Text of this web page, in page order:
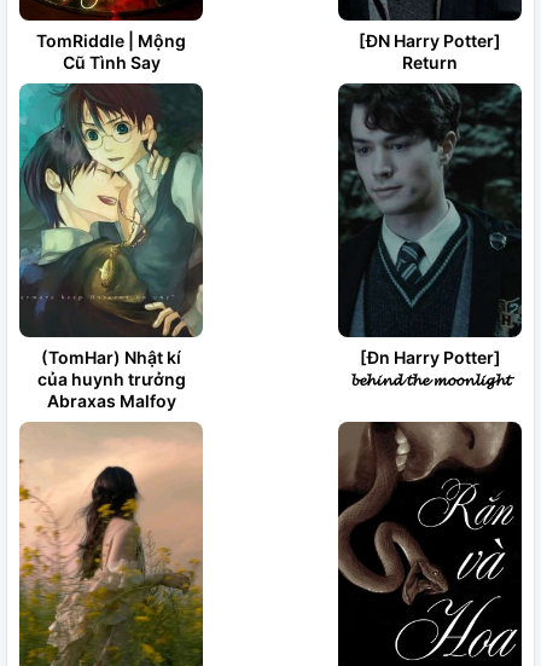
TomRiddle | Mộng
Cũ Tình Say
[ĐN Harry Potter]
Return
(TomHar) Nhật kí
của huynh trưởng
Abraxas Malfoy
[Đn Harry Potter]
𝓫𝓮𝓱𝓲𝓷𝓭 𝓽𝓱𝓮 𝓶𝓸𝓸𝓷𝓵𝓲𝓰𝓱𝓽